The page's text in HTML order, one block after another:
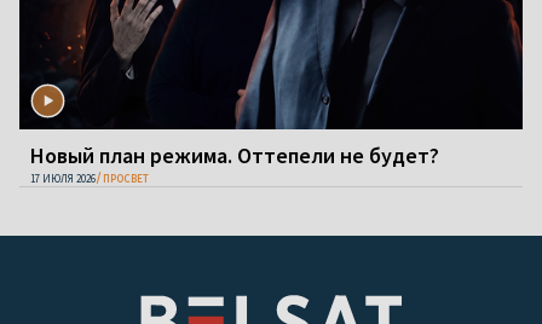
Новый план режима. Оттепели не будет?
17 ИЮЛЯ 2026 ПРОСВЕТ